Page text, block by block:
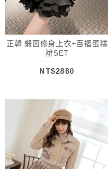
正韓 緞面修身上衣+百褶蛋糕
裙SET
NT$2880